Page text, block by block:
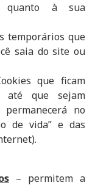
quanto à sua
temporários que
saia do site ou
que ficam
até que sejam
no
de vida” e das
– permitem a